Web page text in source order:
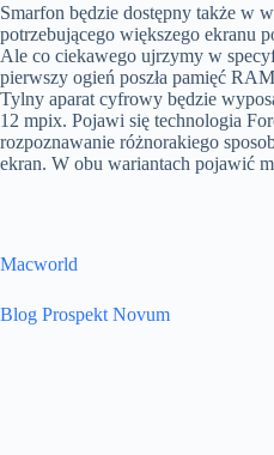
Smarfon będzie dostępny także w
potrzebującego większego ekranu
Ale co ciekawego ujrzymy w
pierwszy ogień poszła pamięć
Tylny aparat cyfrowy będzie
12 mpix. Pojawi się technologia
rozpoznawanie różnorakiego
ekran. W obu wariantach pojawić
Macworld
Blog Prospekt Novum